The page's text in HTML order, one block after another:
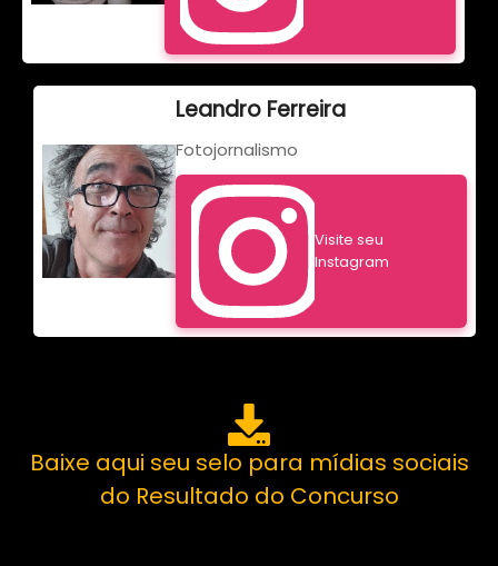
Leandro Ferreira
Fotojornalismo
Visite seu
Instagram
Baixe aqui seu selo para mídias sociais
do Resultado do Concurso